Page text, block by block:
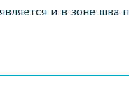
и в зоне шва